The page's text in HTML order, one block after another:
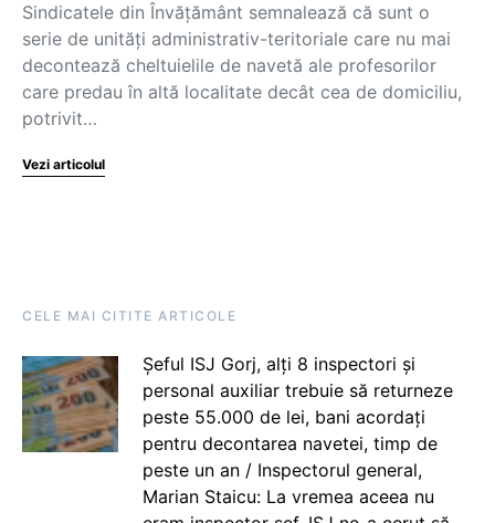
Sindicatele din Învățământ semnalează că sunt o
serie de unități administrativ-teritoriale care nu mai
decontează cheltuielile de navetă ale profesorilor
care predau în altă localitate decât cea de domiciliu,
potrivit…
Vezi articolul
CELE MAI CITITE ARTICOLE
Șeful ISJ Gorj, alți 8 inspectori și
personal auxiliar trebuie să returneze
peste 55.000 de lei, bani acordați
pentru decontarea navetei, timp de
peste un an / Inspectorul general,
Marian Staicu: La vremea aceea nu